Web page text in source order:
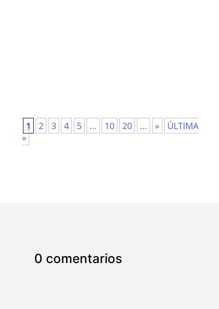
1 2 3 4 5 ... 10 20 ... »
ÚLTIMA
»
0 comentarios